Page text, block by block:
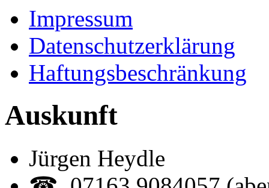
Impressum
Datenschutzerklärung
Haftungsbeschränkung
Auskunft
Jürgen Heydle